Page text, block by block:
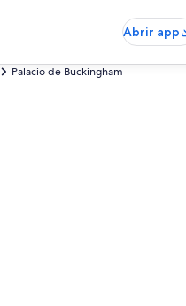
Abrir app
Palacio de Buckingham